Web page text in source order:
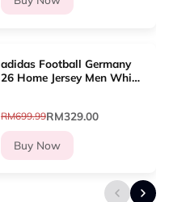
adidas Football Germany
26 Home Jersey Men White
RM699.99RM329.00
Buy Now